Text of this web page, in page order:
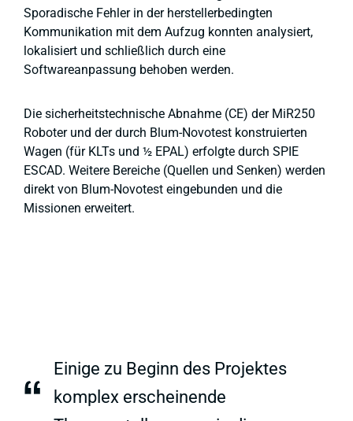
Sporadische Fehler in der herstellerbedingten
Kommunikation mit dem Aufzug konnten analysiert,
lokalisiert und schließlich durch eine
Softwareanpassung behoben werden.
Die sicherheitstechnische Abnahme (CE) der MiR250
Roboter und der durch Blum-Novotest konstruierten
Wagen (für KLTs und ½ EPAL) erfolgte durch SPIE
ESCAD. Weitere Bereiche (Quellen und Senken) werden
direkt von Blum-Novotest eingebunden und die
Missionen erweitert.
“
Einige zu Beginn des Projektes
komplex erscheinende